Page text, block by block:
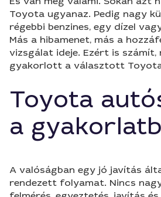
Toyota ugyanaz. Pedig nagy
régebbi benzines, egy dízel
Más a hibamenet, más a
vizsgálat ideje. Ezért is számít,
gyakorlott a választott
Toyota
a
A valóságban egy jó javítás
rendezett folyamat. Nincs